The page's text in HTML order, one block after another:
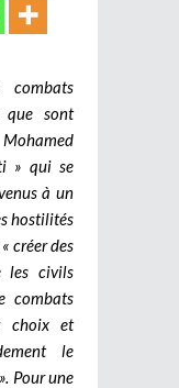
combats
que sont
» qui se
à un
hostilités
créer des
les civils
combats
choix et
le
Pour une